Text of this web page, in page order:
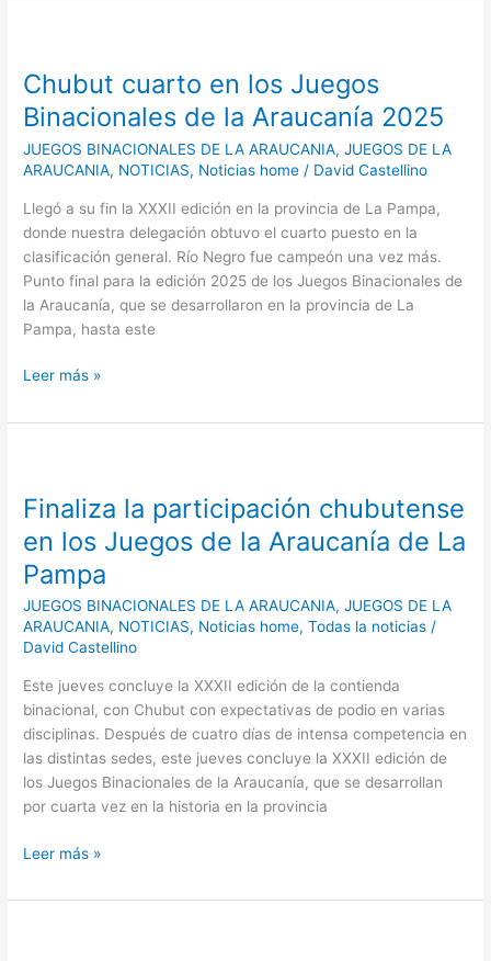
Chubut cuarto en los Juegos
Binacionales de la Araucanía 2025
JUEGOS BINACIONALES DE LA ARAUCANIA,JUEGOS DE LA
ARAUCANIA, NOTICIAS, Noticias home / David Castellino
Llegó a su fin la XXXII edición en la provincia de La Pampa,
donde nuestra delegación obtuvo el cuarto puesto en la
clasificación general. Río Negro fue campeón una vez más.
Punto final para la edición 2025 de los Juegos Binacionales de
la Araucanía, que se desarrollaron en la provincia de La
Pampa, hasta este
en
los
Juegos
Binacionales
de
la
Araucanía
2025
Leer más »
Finaliza la participación chubutense
en los Juegos de la Araucanía de La
Pampa
JUEGOS BINACIONALES DE LA ARAUCANIA,JUEGOS DE LA
ARAUCANIA, NOTICIAS, Noticias home,Todas la noticias /
David Castellino
Este jueves concluye la XXXII edición de la contienda
binacional, con Chubut con expectativas de podio en varias
disciplinas. Después de cuatro días de intensa competencia en
las distintas sedes, este jueves concluye la XXXII edición de
los Juegos Binacionales de la Araucanía, que se desarrollan
por cuarta vez en la historia en la provincia
participación
chubutense
en
los
Juegos
de
la
Pampa
Leer más »